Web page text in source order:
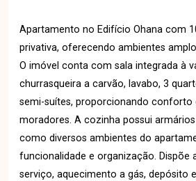
Apartamento no Edifício Ohana com
privativa, oferecendo ambientes
O imóvel conta com sala integrada à
churrasqueira a carvão, lavabo, 3
semi-suítes, proporcionando conforto
moradores. A cozinha possui
como diversos ambientes do
funcionalidade e organização. Dispõe
serviço, aquecimento a gás, depósito